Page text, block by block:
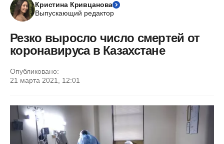
Кристина Кривцанова
Выпускающий редактор
Резко выросло число смертей от
коронавируса в Казахстане
Опубликовано:
21 марта 2021, 12:01